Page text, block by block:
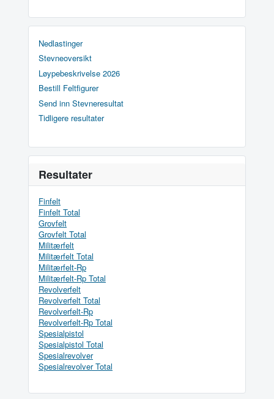
Nedlastinger
Stevneoversikt
Løypebeskrivelse 2026
Bestill Feltfigurer
Send inn Stevneresultat
Tidligere resultater
Resultater
Finfelt
Finfelt Total
Grovfelt
Grovfelt Total
Militærfelt
Militærfelt Total
Militærfelt-Rp
Militærfelt-Rp Total
Revolverfelt
Revolverfelt Total
Revolverfelt-Rp
Revolverfelt-Rp Total
Spesialpistol
Spesialpistol Total
Spesialrevolver
Spesialrevolver Total